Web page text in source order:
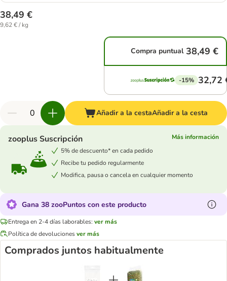
38,49 €
9,62 € / kg
Compra puntual 38,49 €
-15% 32,72
Añadir a la cestaAñadir a la cesta
zooplus Suscripción
Más información
5% de descuento* en cada pedido
Recibe tu pedido regularmente
Modifica, pausa o cancela en cualquier momento
Gana 38 zooPuntos con este producto
Entrega en 2-4 días laborables: ver más
Política de devolucionesver más
Comprados juntos habitualmente